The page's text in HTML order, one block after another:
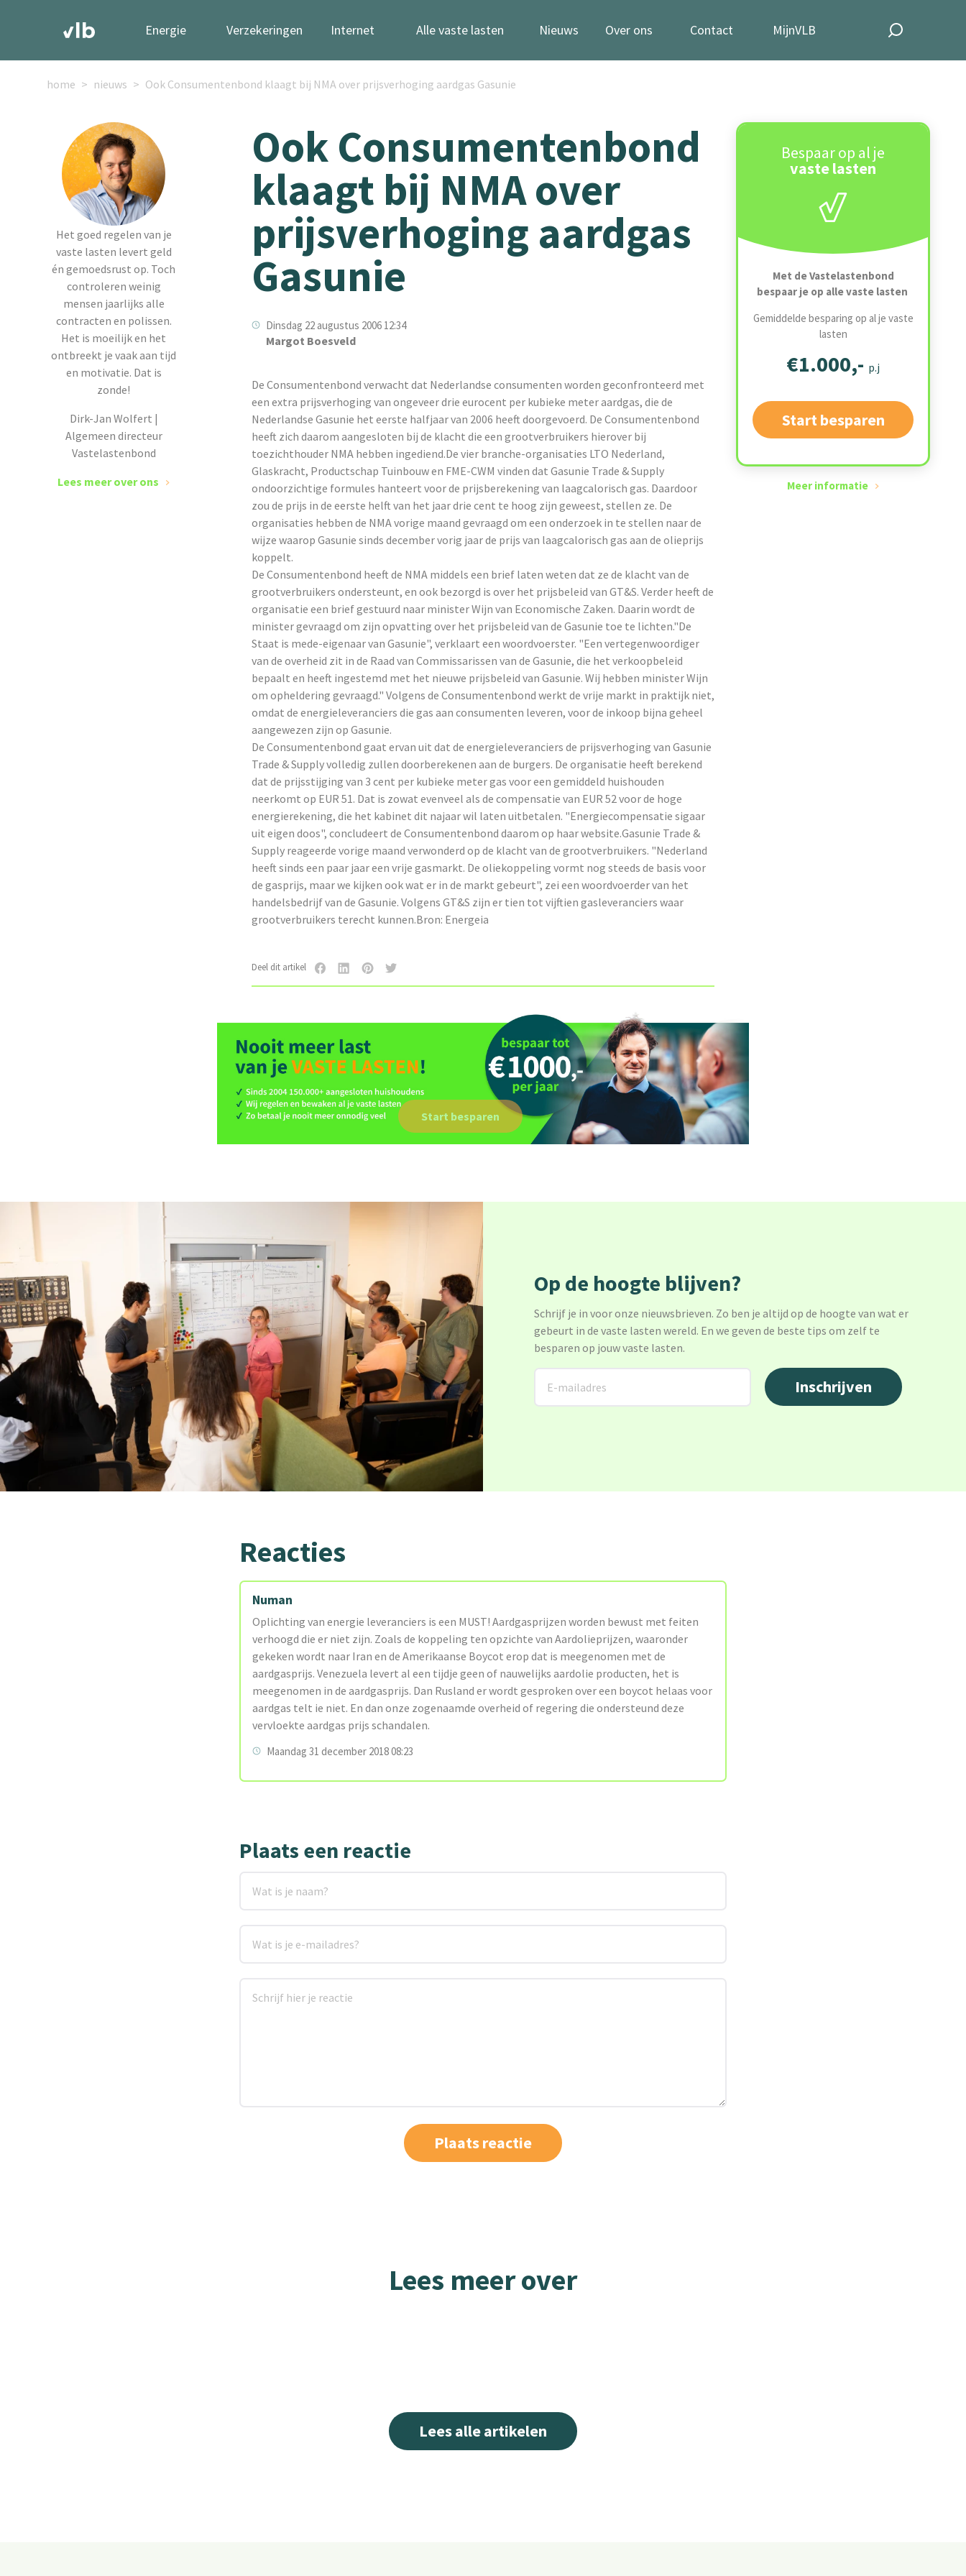
Energie Verzekeringen Internet Alle vaste lasten Nieuws Over ons Contact MijnVLB
home nieuws Ook Consumentenbond klaagt bij NMA over prijsverhoging aardgas Gasunie
Het goed regelen van je
vaste lasten levert geld
én gemoedsrust op. Toch
controleren weinig
mensen jaarlijks alle
contracten en polissen.
Het is moeilijk en het
ontbreekt je vaak aan tijd
en motivatie. Dat is
zonde!
Dirk-Jan Wolfert |
Algemeen directeur
Vastelastenbond
Lees meer over ons
Bespaar op al je
vaste lasten
Met de Vastelastenbond
bespaar je op alle vaste lasten
Gemiddelde besparing op al je vaste
lasten
€1.000,- p.j
Start besparen
Meer informatie
Ook Consumentenbond
klaagt bij NMA over
prijsverhoging aardgas
Gasunie
Dinsdag 22 augustus 2006 12:34
Margot Boesveld
De Consumentenbond verwacht dat Nederlandse consumenten worden geconfronteerd met
een extra prijsverhoging van ongeveer drie eurocent per kubieke meter aardgas, die de
Nederlandse Gasunie het eerste halfjaar van 2006 heeft doorgevoerd. De Consumentenbond
heeft zich daarom aangesloten bij de klacht die een grootverbruikers hierover bij
toezichthouder NMA hebben ingediend.De vier branche-organisaties LTO Nederland,
Glaskracht, Productschap Tuinbouw en FME-CWM vinden dat Gasunie Trade & Supply
ondoorzichtige formules hanteert voor de prijsberekening van laagcalorisch gas. Daardoor
zou de prijs in de eerste helft van het jaar drie cent te hoog zijn geweest, stellen ze. De
organisaties hebben de NMA vorige maand gevraagd om een onderzoek in te stellen naar de
wijze waarop Gasunie sinds december vorig jaar de prijs van laagcalorisch gas aan de olieprijs
koppelt.
De Consumentenbond heeft de NMA middels een brief laten weten dat ze de klacht van de
grootverbruikers ondersteunt, en ook bezorgd is over het prijsbeleid van GT&S. Verder heeft de
organisatie een brief gestuurd naar minister Wijn van Economische Zaken. Daarin wordt de
minister gevraagd om zijn opvatting over het prijsbeleid van de Gasunie toe te lichten."De
Staat is mede-eigenaar van Gasunie", verklaart een woordvoerster. "Een vertegenwoordiger
van de overheid zit in de Raad van Commissarissen van de Gasunie, die het verkoopbeleid
bepaalt en heeft ingestemd met het nieuwe prijsbeleid van Gasunie. Wij hebben minister Wijn
om opheldering gevraagd." Volgens de Consumentenbond werkt de vrije markt in praktijk niet,
omdat de energieleveranciers die gas aan consumenten leveren, voor de inkoop bijna geheel
aangewezen zijn op Gasunie.
De Consumentenbond gaat ervan uit dat de energieleveranciers de prijsverhoging van Gasunie
Trade & Supply volledig zullen doorberekenen aan de burgers. De organisatie heeft berekend
dat de prijsstijging van 3 cent per kubieke meter gas voor een gemiddeld huishouden
neerkomt op EUR 51. Dat is zowat evenveel als de compensatie van EUR 52 voor de hoge
energierekening, die het kabinet dit najaar wil laten uitbetalen. "Energiecompensatie sigaar
uit eigen doos", concludeert de Consumentenbond daarom op haar website.Gasunie Trade &
Supply reageerde vorige maand verwonderd op de klacht van de grootverbruikers. "Nederland
heeft sinds een paar jaar een vrije gasmarkt. De oliekoppeling vormt nog steeds de basis voor
de gasprijs, maar we kijken ook wat er in de markt gebeurt", zei een woordvoerder van het
handelsbedrijf van de Gasunie. Volgens GT&S zijn er tien tot vijftien gasleveranciers waar
grootverbruikers terecht kunnen.Bron: Energeia
Deel dit artikel
Start besparen
Op de hoogte blijven?
Schrijf je in voor onze nieuwsbrieven. Zo ben je altijd op de hoogte van wat er
gebeurt in de vaste lasten wereld. En we geven de beste tips om zelf te
besparen op jouw vaste lasten.
Reacties
Numan
Oplichting van energie leveranciers is een MUST! Aardgasprijzen worden bewust met feiten
verhoogd die er niet zijn. Zoals de koppeling ten opzichte van Aardolieprijzen, waaronder
gekeken wordt naar Iran en de Amerikaanse Boycot erop dat is meegenomen met de
aardgasprijs. Venezuela levert al een tijdje geen of nauwelijks aardolie producten, het is
meegenomen in de aardgasprijs. Dan Rusland er wordt gesproken over een boycot helaas voor
aardgas telt ie niet. En dan onze zogenaamde overheid of regering die ondersteund deze
vervloekte aardgas prijs schandalen.
Maandag 31 december 2018 08:23
Plaats een reactie
Lees meer over
Lees alle artikelen